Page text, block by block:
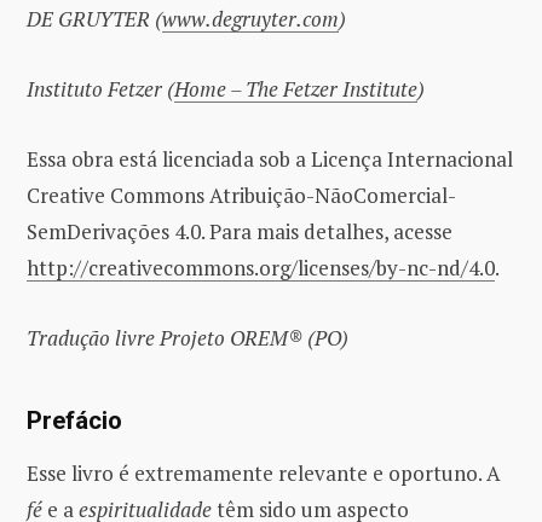
DE GRUYTER (www.degruyter.com)
Instituto Fetzer (Home – The Fetzer Institute)
Essa obra está licenciada sob a Licença Internacional
Creative Commons Atribuição-NãoComercial-
SemDerivações 4.0. Para mais detalhes, acesse
http://creativecommons.org/licenses/by-nc-nd/4.0.
Tradução livre Projeto OREM® (PO)
Prefácio
Esse livro é extremamente relevante e oportuno. A
fé e aespiritualidadetêm sido um aspecto